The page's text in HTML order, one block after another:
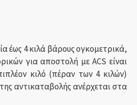
έως 4 κιλά βάρους ογκομετρικά,
για αποστολή με ACS είναι
κιλό (πέραν των 4 κιλών)
αντικαταβολής ανέρχεται στα